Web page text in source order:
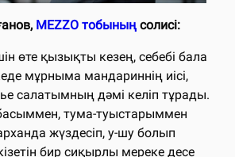
MEZZO тобының солисі:
өте қызықты кезең, себебi бала
мұрныма мандариннiң иiсi,
салатымның дәмi келiп тұрады.
тума-туыстарыммен
жүздесiп, у-шу болып
бир сиқырлы мереке десе